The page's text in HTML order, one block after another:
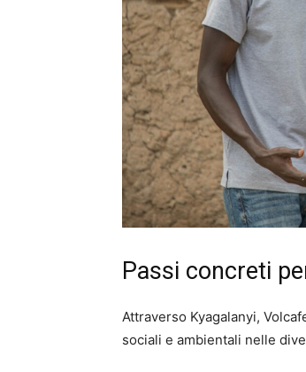
Passi concreti
Attraverso Kyagalanyi,
sociali e ambientali nelle